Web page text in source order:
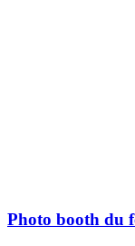
Photo booth du